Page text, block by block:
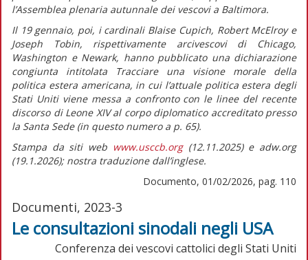
l’Assemblea plenaria autunnale dei vescovi a Baltimora.
Il 19 gennaio, poi, i cardinali Blaise Cupich, Robert McElroy e
Joseph Tobin, rispettivamente arcivescovi di Chicago,
Washington e Newark, hanno pubblicato una dichiarazione
congiunta intitolata
Tracciare una visione morale della
politica estera americana, in cui l’attuale politica estera degli
Stati Uniti viene messa a confronto con le linee del recente
discorso di Leone XIV al corpo diplomatico accreditato presso
la Santa Sede (in questo numeroa p. 65).
Stampa da siti web www.usccb.org(12.11.2025) e adw.org
(19.1.2026); nostra traduzione dall’inglese.
Documento, 01/02/2026, pag. 110
Documenti, 2023-3
Le consultazioni sinodali negli USA
Conferenza dei vescovi cattolici degli Stati Uniti